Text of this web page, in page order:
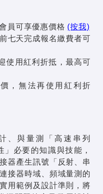
員可享優惠價格 (按我)
七天完成報名繳費者可
使用紅利折抵，最高可
，無法再使用紅利折
、與量測「高速串列
」必要的知識與技能，
器產生訊號「反射、串
接器時域、頻域量測的
用範例及設計準則，將